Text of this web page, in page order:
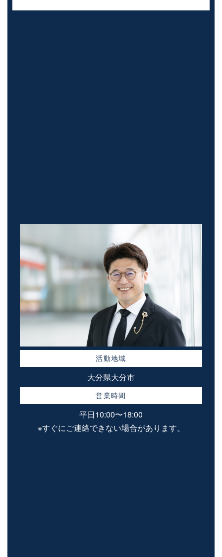
活動地域
大分県大分市
営業時間
平日10:00〜18:00
※すぐにご連絡できない場合があります。